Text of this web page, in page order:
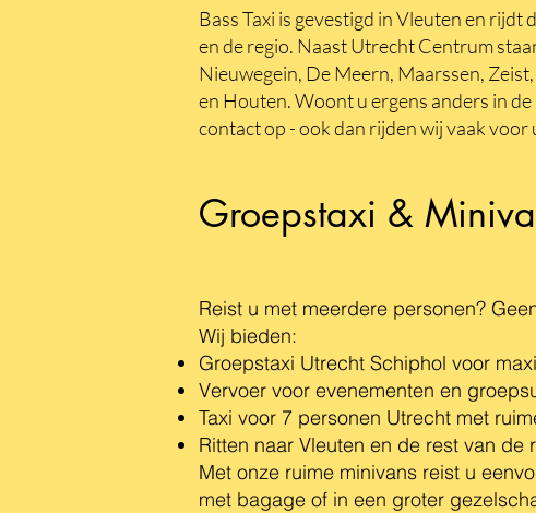
Bass Taxi is gevestigd in Vleuten en rijdt
en de regio. Naast Utrecht Centrum
Nieuwegein, De Meern, Maarssen,
en Houten. Woont u ergens anders in
contact op - ook dan rijden wij vaak voor
Groepstaxi &
Reist u met meerdere personen?
Wij bieden:
Groepstaxi Utrecht Schiphol voor
Vervoer voor evenementen en
Taxi voor 7 personen Utrecht met
Ritten naar Vleuten en de rest van de
Met onze ruime minivans reist u
met bagage of in een groter